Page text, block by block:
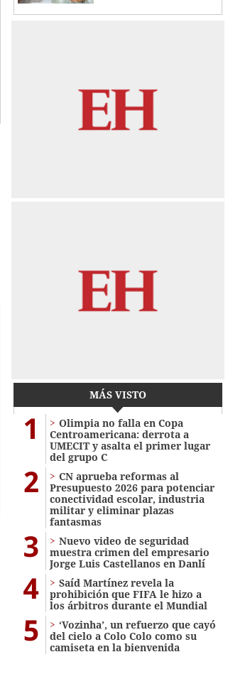
MÁS VISTO
1
Olimpia no falla en Copa
Centroamericana: derrota a
UMECIT y asalta el primer lugar
del grupo C
2
CN aprueba reformas al
Presupuesto 2026 para potenciar
conectividad escolar, industria
militar y eliminar plazas
fantasmas
3
Nuevo video de seguridad
muestra crimen del empresario
Jorge Luis Castellanos en Danlí
4
Saíd Martínez revela la
prohibición que FIFA le hizo a
los árbitros durante el Mundial
5
‘Vozinha’, un refuerzo que cayó
del cielo a Colo Colo como su
camiseta en la bienvenida